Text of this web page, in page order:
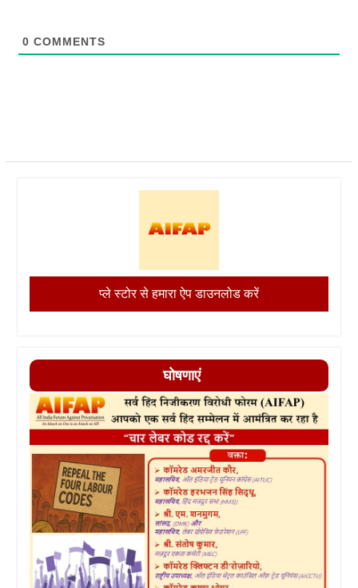
0 COMMENTS
प्ले स्टोर से हमारा ऐप डाउनलोड करें
घोषणाएं